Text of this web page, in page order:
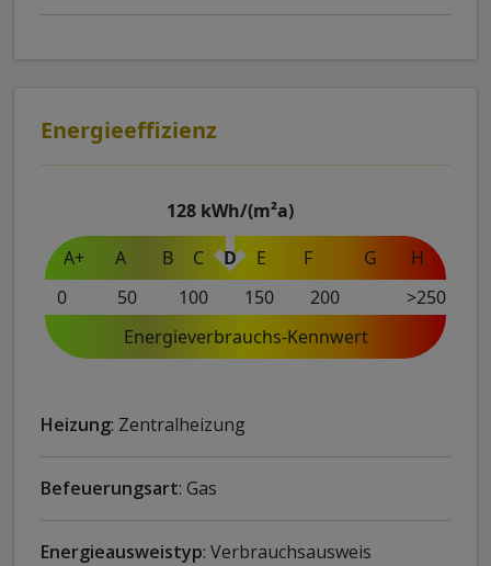
Energieeffizienz
A+ A B C D E F G H
128 kWh/(m²a)
0 50 100 150 200
>250
Energieverbrauchs-Kennwert
Heizung: Zentralheizung
Befeuerungsart: Gas
Energieausweistyp: Verbrauchsausweis